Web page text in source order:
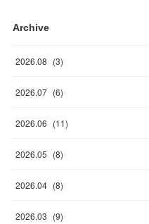
Archive
2026.08 (3)
2026.07 (6)
2026.06 (11)
2026.05 (8)
2026.04 (8)
2026.03 (9)